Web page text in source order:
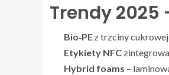
Trendy
Bio‑PEz trzciny
Etykiety NFC
Hybrid foams –